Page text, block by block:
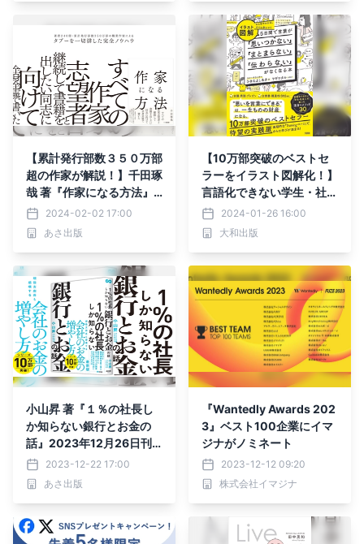
【累計発行部数３５０万部
超の作家が解説！】千田琢
哉 著『作家になる方法』2
024年2月7日刊行
2024-02-02 17:00
あさ出版
【10万部突破のベストセ
ラーをイラスト図解化！】
言語化できない学生・社会
人を救った「30メソッ
ド」を詰め込んだ１冊／２
月に刊行決定
2024-01-26 16:00
大和出版
小山昇 著『１％の社長し
か知らない銀行とお金の
話』2023年12月26日刊
行
2023-12-22 17:00
あさ出版
『Wantedly Awards 202
3』ベスト100企業にイマ
ジナがノミネート
2023-12-12 09:20
株式会社イマジナ